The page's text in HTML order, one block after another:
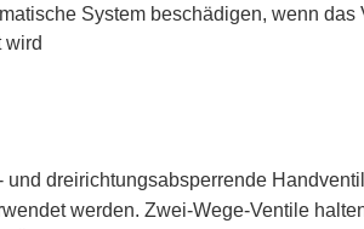
System beschädigen, wenn das
wird
und dreirichtungsabsperrende
werden. Zwei-Wege-Ventile